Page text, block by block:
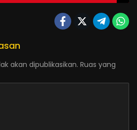
akan dipublikasikan. Ruas yang